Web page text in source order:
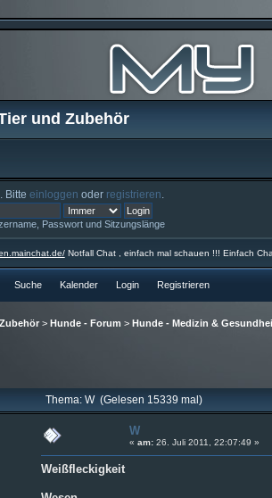
und Zubehör
. Bitte einloggen oder registrieren
Passwort und Sitzungslänge
Notfall Chat , einfach mal schauen !!! Einfach
Suche Kalender Login Registrieren
> Hunde - Forum > Hunde - Medizin &
Thema: W (Gelesen 15339 mal)
W
« am:26. Juli 2011, 22:07:49 »
Weißfleckigkeit